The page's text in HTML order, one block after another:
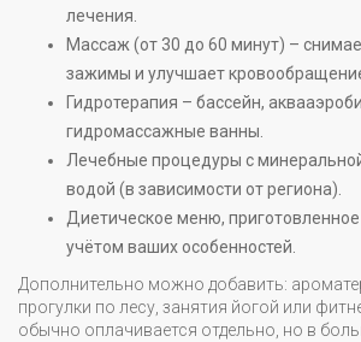
лечения.
Массаж (от 30 до 60 минут) –
зажимы и улучшает
Гидротерапия – бассейн,
гидромассажные ванны.
Лечебные процедуры с
водой (в зависимости от региона).
Диетическое меню,
учётом ваших особенностей.
Дополнительно можно добавить:
прогулки по лесу, занятия йогой или
обычно оплачивается отдельно, но в